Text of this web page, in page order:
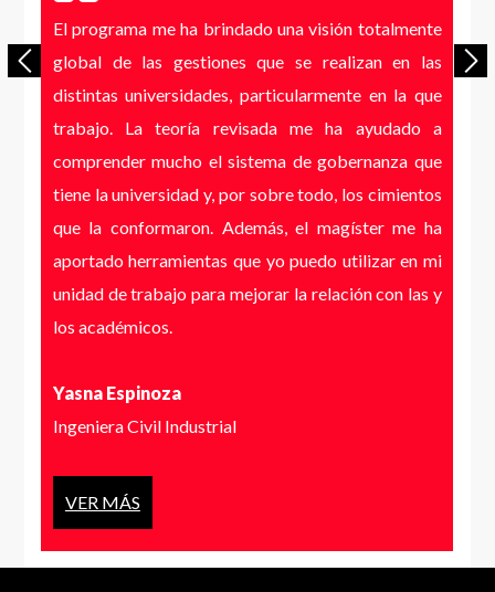
El programa me ha brindado una visión totalmente
global de las gestiones que se realizan en las
distintas universidades, particularmente en la que
trabajo. La teoría revisada me ha ayudado a
comprender mucho el sistema de gobernanza que
tiene la universidad y, por sobre todo, los cimientos
que la conformaron. Además, el magíster me ha
aportado herramientas que yo puedo utilizar en mi
unidad de trabajo para mejorar la relación con las y
los académicos.
Yasna Espinoza
Ingeniera Civil Industrial
VER MÁS